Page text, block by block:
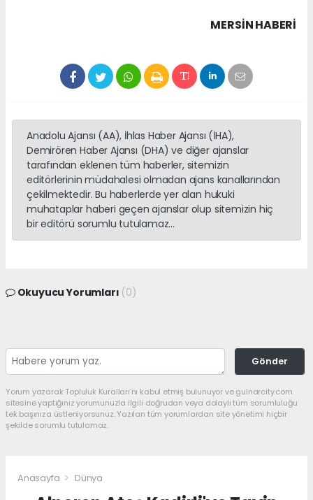
MERSIN HABERİ
Anadolu Ajansı (AA), İhlas Haber Ajansı (İHA),
Demirören Haber Ajansı (DHA) ve diğer ajanslar
tarafından eklenen tüm haberler, sitemizin
editörlerinin müdahalesi olmadan ajans kanallarından
çekilmektedir. Bu haberlerde yer alan hukuki
muhataplar haberi geçen ajanslar olup sitemizin hiç
bir editörü sorumlu tutulamaz...
Okuyucu Yorumları (0)
Gönder
Yorum yazarak Topluluk Kuralları’nı kabul etmiş bulunuyor ve gulnarcity.com
sitesine yaptığınız yorumunuzla ilgili doğrudan veya dolaylı tüm sorumluluğu
tek başınıza üstleniyorsunuz. Yazılan tüm yorumlardan site yönetimi hiçbir
şekilde sorumlu tutulamaz.
Anasayfa Dünya